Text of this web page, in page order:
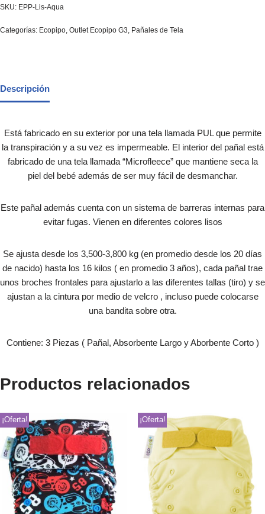
SKU: EPP-Lis-Aqua
Categorías: Ecopipo Outlet Ecopipo G3 Pañales de Tela
Descripción
Está fabricado en su exterior por una tela llamada PUL que permite
la transpiración y a su vez es impermeable. El interior del pañal está
fabricado de una tela llamada “Microfleece” que mantiene seca la
piel del bebé además de ser muy fácil de desmanchar.
Este pañal además cuenta con un sistema de barreras internas para
evitar fugas. Vienen en diferentes colores lisos
Se ajusta desde los 3,500-3,800 kg (en promedio desde los 20 días
de nacido) hasta los 16 kilos ( en promedio 3 años), cada pañal trae
unos broches frontales para ajustarlo a las diferentes tallas (tiro) y se
ajustan a la cintura por medio de velcro , incluso puede colocarse
una bandita sobre otra.
Contiene: 3 Piezas ( Pañal, Absorbente Largo y Aborbente Corto )
Productos relacionados
¡Oferta! ¡Oferta!